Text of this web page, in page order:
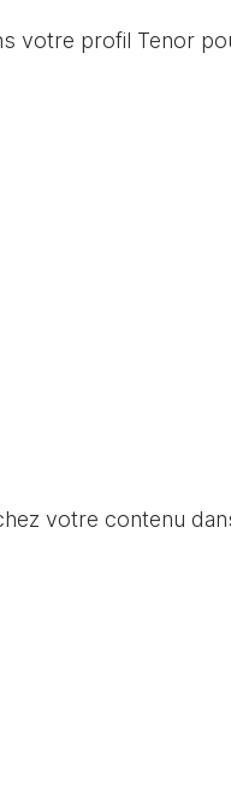
votre profil Tenor
votre contenu